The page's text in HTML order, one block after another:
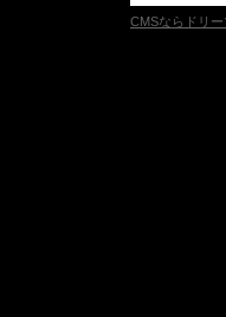
CMSならドリー